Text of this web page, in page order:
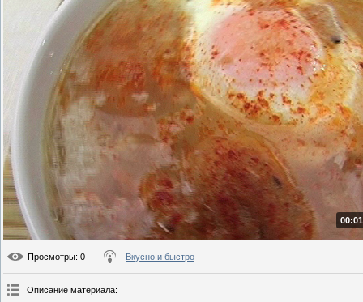
Просмотры: 0 Вкусно и быстро
Описание материала: